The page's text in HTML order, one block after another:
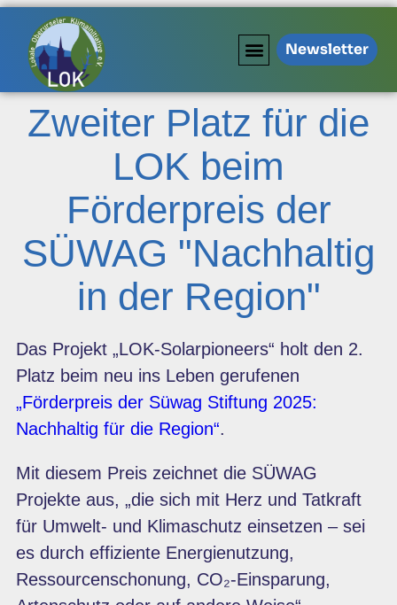
Newsletter
Zweiter Platz für die
LOK beim
Förderpreis der
SÜWAG "Nachhaltig
in der Region"
Das Projekt „LOK-Solarpioneers“ holt den 2.
Platz beim neu ins Leben gerufenen
„Förderpreis der Süwag Stiftung 2025:
Nachhaltig für die Region“.
Mit diesem Preis zeichnet die SÜWAG
Projekte aus, „die sich mit Herz und Tatkraft
für Umwelt- und Klimaschutz einsetzen – sei
es durch effiziente Energienutzung,
Ressourcenschonung, CO₂-Einsparung,